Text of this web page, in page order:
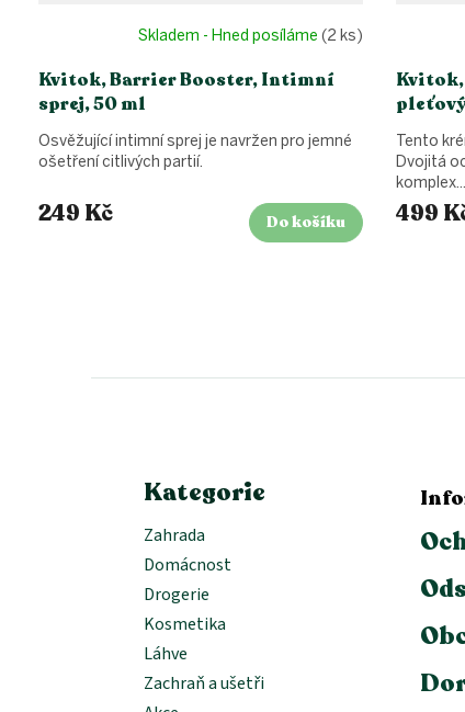
Kvitok, Barrier Booster, Intimní
sprej, 50 ml
Skladem - Hned posíláme (2 ks)
249 Kč Do košíku
Osvěžující intimní sprej je navržen pro jemné
ošetření citlivých partií.
499
Tento
Dvojitá
Kategorie
Zahrada
Domácnost
Drogerie
Kosmetika
Láhve
Zachraň a ušetři